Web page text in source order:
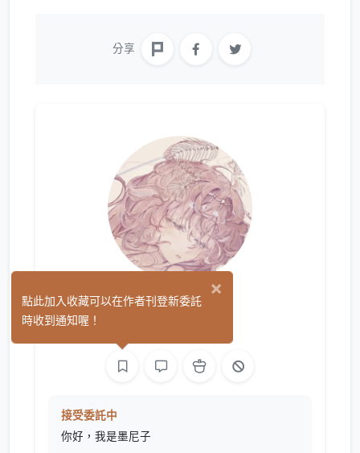
分享
墨尼子
接受委託中
你好，我是墨尼子
×
點此加入收藏可以在作者刊登新委託
時收到通知喔！